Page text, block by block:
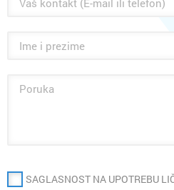
SAGLASNOST NA UPOTREBU